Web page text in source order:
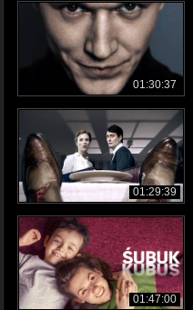
01:30:37
01:29:39
01:47:00